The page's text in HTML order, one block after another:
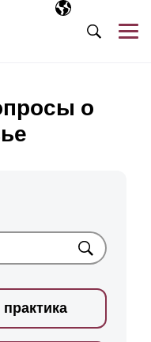
Выбранный
RU
Поиск
о
Искать